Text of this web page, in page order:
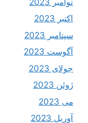
اکتبر 2023
سپتامبر 2023
آگوست 2023
جولای 2023
ژوئن 2023
می 2023
آوریل 2023